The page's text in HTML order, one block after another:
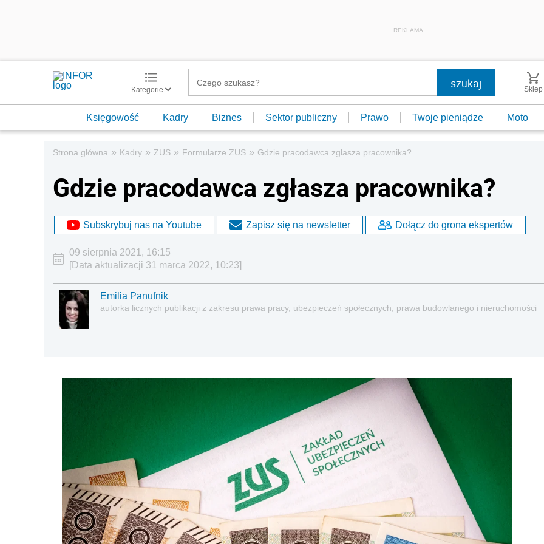
REKLAMA
Kategorie Sklep
Księgowość Kadry Biznes Sektor publiczny Prawo Twoje pieniądze Moto
Strona główna » Kadry » ZUS » Formularze ZUS » Gdzie pracodawca zgłasza pracownika?
Gdzie pracodawca zgłasza pracownika?
Subskrybuj nas na Youtube Zapisz się na newsletter Dołącz do grona ekspertów
09 sierpnia 2021, 16:15
[Data aktualizacji 31 marca 2022, 10:23]
Emilia Panufnik
autorka licznych publikacji z zakresu prawa pracy, ubezpieczeń społecznych, prawa budowlanego i nieruchomości